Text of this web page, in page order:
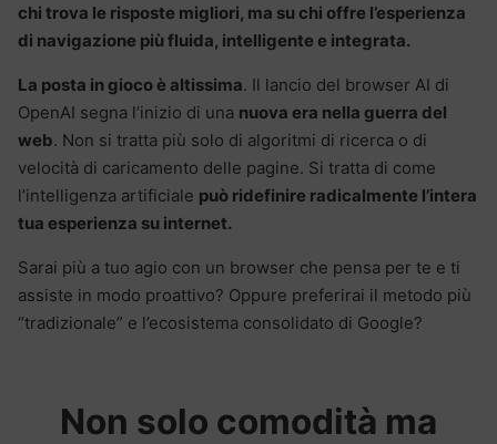
chi trova le risposte migliori, ma su chi offre l’esperienza
di navigazione più fluida, intelligente e integrata.
La posta in gioco è altissima. Il lancio del browser AI di
OpenAI segna l’inizio di una nuova era nella guerra del
web. Non si tratta più solo di algoritmi di ricerca o di
velocità di caricamento delle pagine. Si tratta di come
l’intelligenza artificiale può ridefinire radicalmente l’intera
tua esperienza su internet.
Sarai più a tuo agio con un browser che pensa per te e ti
assiste in modo proattivo? Oppure preferirai il metodo più
“tradizionale” e l’ecosistema consolidato di Google?
Non solo comodità ma